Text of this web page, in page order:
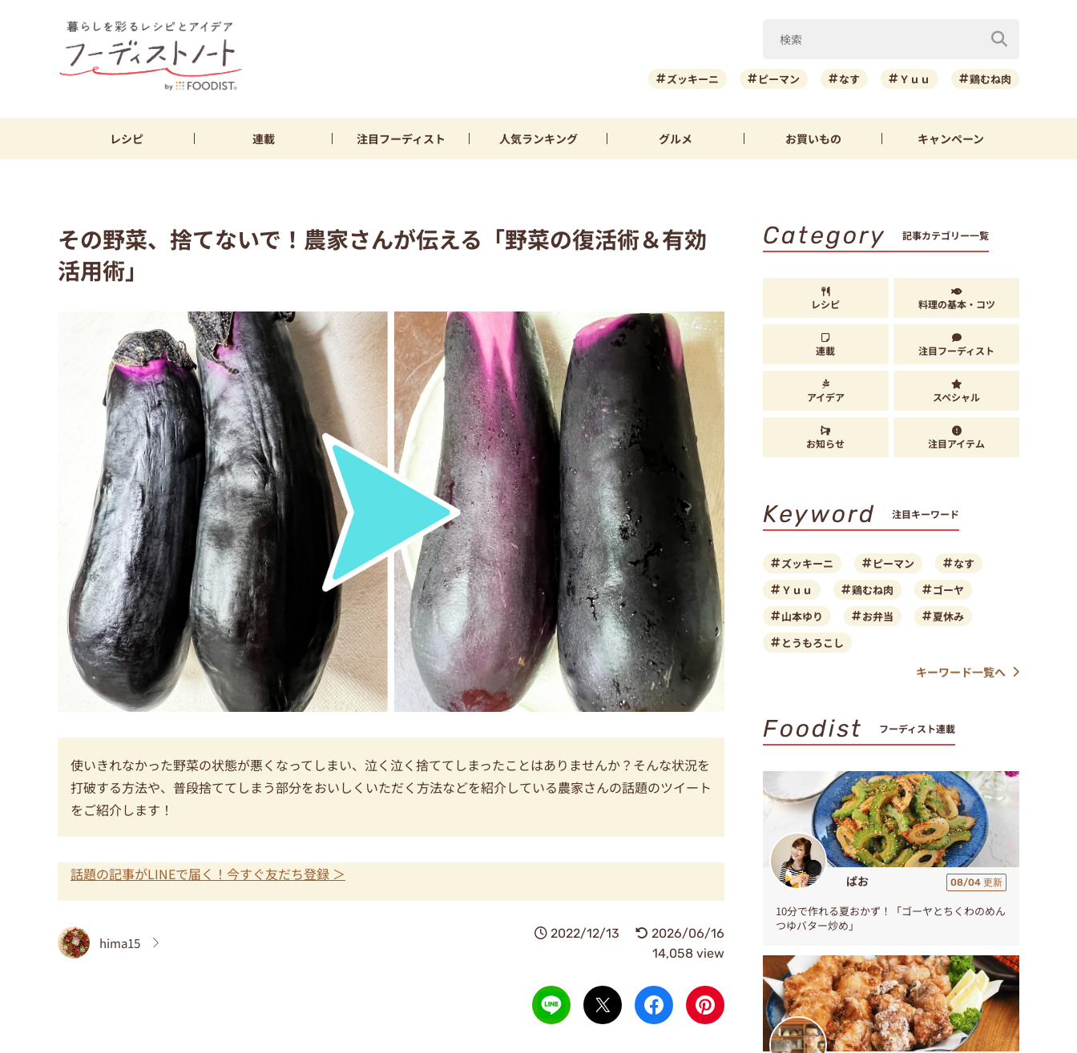
ズッキーニ ピーマン なす Ｙｕｕ 鶏むね肉
レシピ 連載 注目フーディスト 人気ランキング グルメ お買いもの キャンペーン
その野菜、捨てないで！農家さんが伝える「野菜の復活術＆有効
活用術」
使いきれなかった野菜の状態が悪くなってしまい、泣く泣く捨ててしまったことはありませんか？そんな状況を
打破する方法や、普段捨ててしまう部分をおいしくいただく方法などを紹介している農家さんの話題のツイート
をご紹介します！
話題の記事がLINEで届く！今すぐ友だち登録 ＞
hima15
2022/12/13
2026/06/16
14,058 view
Category 記事カテゴリー一覧
レシピ 料理の基本・コツ
連載 注目フーディスト
アイデア スペシャル
お知らせ 注目アイテム
Keyword 注目キーワード
ズッキーニ ピーマン
なす
Ｙｕｕ
鶏むね肉
ゴーヤ
山本ゆり
お弁当
夏休み
とうもろこし
キーワード一覧へ
Foodist フーディスト連載
ぱお 08/04 更新
10分で作れる夏おかず！「ゴーヤとちくわのめん
つゆバター炒め」